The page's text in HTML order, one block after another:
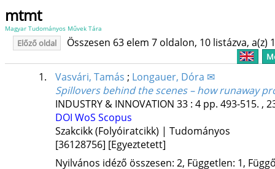
mtmt
Magyar Tudományos Művek Tára
Előző oldal Összesen 63 elem 7 oldalon, 10 listázva, a(z)
1. Vasvári, Tamás ; Longauer, Dóra ✉
Spillovers behind the scenes – how runaway
INDUSTRY & INNOVATION 33: 4 pp. 493-515. ,
DOI WoS Scopus
Szakcikk (Folyóiratcikk) | Tudományos
[36128756] [Egyeztetett]
Nyilvános idéző összesen: 2, Független: 1,